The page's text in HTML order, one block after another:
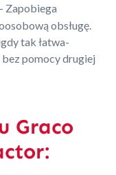
Zapobiega
obsługę.
tak łatwa-
pomocy drugiej
Graco